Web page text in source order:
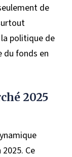
de
politique de
du fonds en
2025
Ce